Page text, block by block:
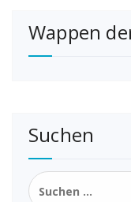
Beiträge
Wappen
Suchen
Suchen
nach: